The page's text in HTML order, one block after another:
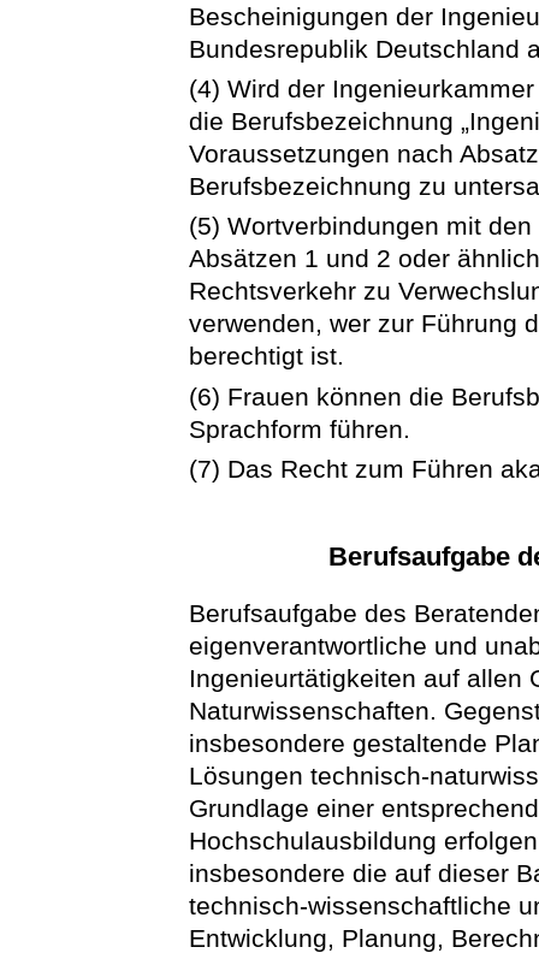
Bescheinigungen der
Bundesrepublik Deutschland
(4) Wird der
die Berufsbezeichnung
Voraussetzungen nach
Berufsbezeichnung zu
(5) Wortverbindungen mit
Absätzen 1 und 2 oder
Rechtsverkehr zu
verwenden, wer zur Führung
berechtigt ist.
(6) Frauen können die
Sprachform führen.
(7) Das Recht zum Führen
Berufsaufgabe
Berufsaufgabe des
eigenverantwortliche und
Ingenieurtätigkeiten auf allen
Naturwissenschaften.
insbesondere gestaltende
Lösungen technisch-
Grundlage einer
Hochschulausbildung
insbesondere die auf dieser
technisch-wissenschaftliche
Entwicklung, Planung,